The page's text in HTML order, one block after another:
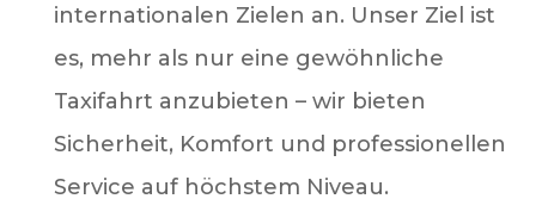
internationalen Zielen an. Unser Ziel ist
es, mehr als nur eine gewöhnliche
Taxifahrt anzubieten – wir bieten
Sicherheit, Komfort und professionellen
Service auf höchstem Niveau.